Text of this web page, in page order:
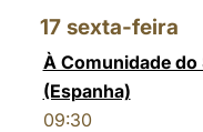
17 sexta-feira
À Comunidade do
(Espanha)
09:30